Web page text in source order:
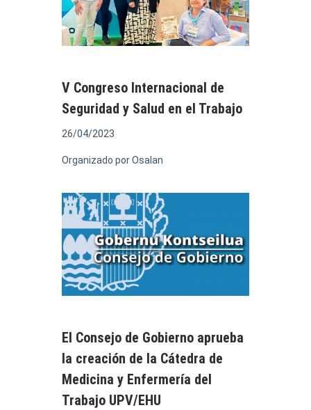
V Congreso Internacional de
Seguridad y Salud en el Trabajo
26/04/2023
Organizado por Osalan
El Consejo de Gobierno aprueba
la creación de la Cátedra de
Medicina y Enfermería del
Trabajo UPV/EHU